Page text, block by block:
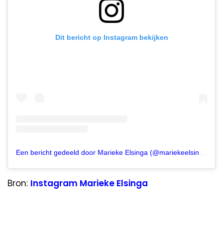
Dit bericht op Instagram bekijken
Bron: Instagram Marieke Elsinga